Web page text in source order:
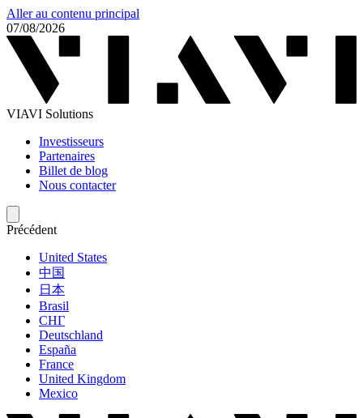
Aller au contenu principal
07/08/2026
VIAVI Solutions
Investisseurs
Partenaires
Billet de blog
Nous contacter
Précédent
United States
中国
日本
Brasil
СНГ
Deutschland
España
France
United Kingdom
Mexico